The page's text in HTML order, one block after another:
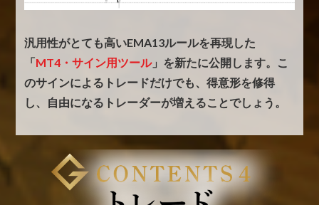
汎用性がとても高いEMA13ルールを再現した
「MT4・サイン用ツール」を新たに公開します。
こ
のサインによるトレードだけでも、得意形を修得
し、自由になるトレーダーが増えることでしょう。